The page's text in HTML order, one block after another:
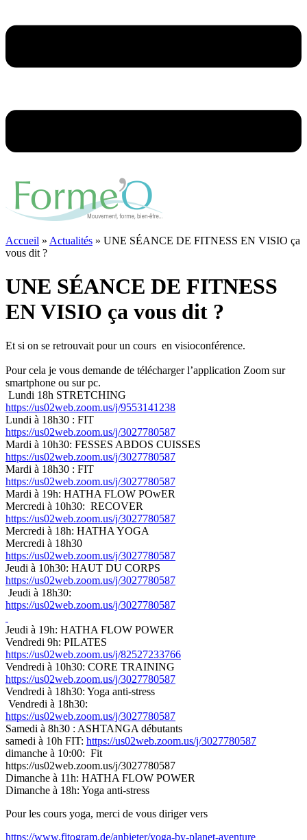
Accueil » Actualités » UNE SÉANCE DE FITNESS EN VISIO ça
vous dit ?
UNE SÉANCE DE FITNESS
EN VISIO ça vous dit ?
Et si on se retrouvait pour un cours en visioconférence.
Pour cela je vous demande de télécharger l’application Zoom sur
smartphone ou sur pc.
Lundi 18h STRETCHING
https://us02web.zoom.us/j/9553141238
Lundi à 18h30 : FIT
https://us02web.zoom.us/j/3027780587
Mardi à 10h30: FESSES ABDOS CUISSES
https://us02web.zoom.us/j/3027780587
Mardi à 18h30 : FIT
https://us02web.zoom.us/j/3027780587
Mardi à 19h: HATHA FLOW POwER
Mercredi à 10h30: RECOVER
https://us02web.zoom.us/j/3027780587
Mercredi à 18h: HATHA YOGA
Mercredi à 18h30
https://us02web.zoom.us/j/3027780587
Jeudi à 10h30: HAUT DU CORPS
https://us02web.zoom.us/j/3027780587
Jeudi à 18h30:
https://us02web.zoom.us/j/3027780587
Jeudi à 19h: HATHA FLOW POWER
Vendredi 9h: PILATES
https://us02web.zoom.us/j/82527233766
Vendredi à 10h30: CORE TRAINING
https://us02web.zoom.us/j/3027780587
Vendredi à 18h30: Yoga anti-stress
Vendredi à 18h30:
https://us02web.zoom.us/j/3027780587
Samedi à 8h30 : ASHTANGA débutants
samedi à 10h FIT: https://us02web.zoom.us/j/3027780587
dimanche à 10:00: Fit
https://us02web.zoom.us/j/3027780587
Dimanche à 11h: HATHA FLOW POWER
Dimanche à 18h: Yoga anti-stress
Pour les cours yoga, merci de vous diriger vers
https://www.fitogram.de/anbieter/yoga-by-planet-aventure